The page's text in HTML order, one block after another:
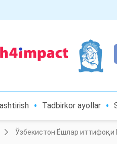
Tadbirkor ayollar
Ўзбекистон Ёшлар иттифоқи